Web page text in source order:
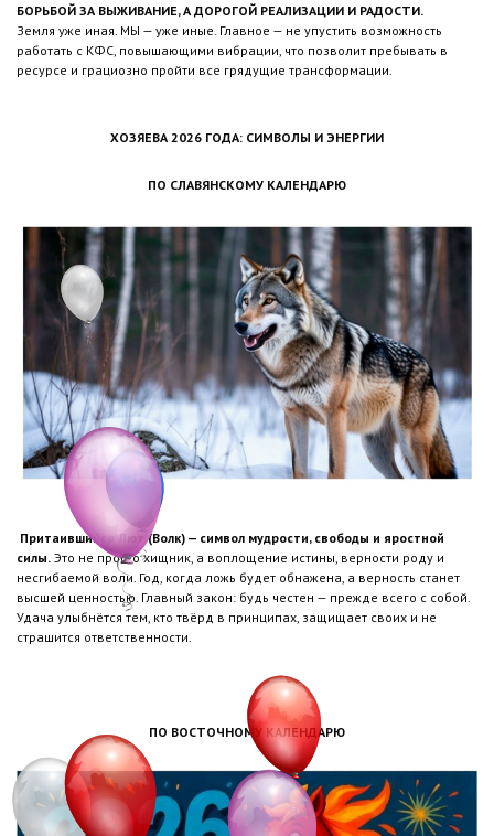
БОРЬБОЙ ЗА ВЫЖИВАНИЕ, А ДОРОГОЙ РЕАЛИЗАЦИИ И РАДОСТИ.
Земля уже иная. МЫ — уже иные. Главное — не упустить возможность
работать с КФС, повышающими вибрации, что позволит пребывать в
ресурсе и грациозно пройти все грядущие трансформации.
ХОЗЯЕВА 2026 ГОДА: СИМВОЛЫ И ЭНЕРГИИ
ПО СЛАВЯНСКОМУ КАЛЕНДАРЮ
Притаившийся Лют (Волк) — символ мудрости, свободы и яростной
силы. Это не просто хищник, а воплощение истины, верности роду и
несгибаемой воли. Год, когда ложь будет обнажена, а верность станет
высшей ценностью. Главный закон: будь честен — прежде всего с собой.
Удача улыбнётся тем, кто твёрд в принципах, защищает своих и не
страшится ответственности.
ПО ВОСТОЧНОМУ КАЛЕНДАРЮ